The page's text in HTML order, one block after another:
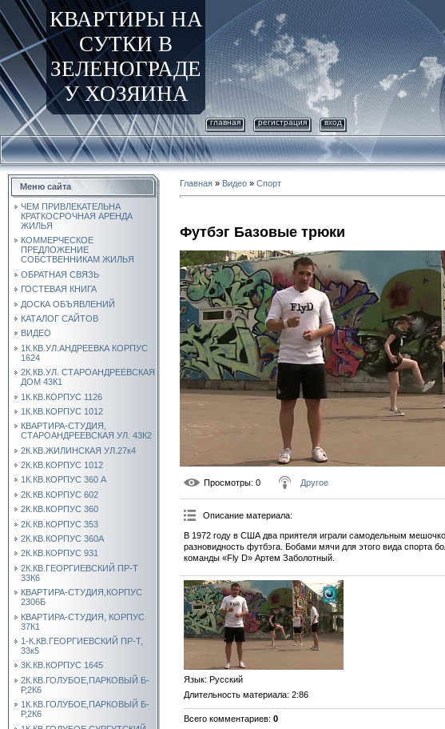
КВАРТИРЫ НА
СУТКИ В
ЗЕЛЕНОГРАДЕ
У ХОЗЯИНА
главная регистрация вход
Меню сайта
ЧЕМ ПРИВЛЕКАТЕЛЬНА
КРАТКОСРОЧНАЯ АРЕНДА
ЖИЛЬЯ
КОММЕРЧЕСКОЕ
ПРЕДЛОЖЕНИЕ
СОБСТВЕННИКАМ ЖИЛЬЯ
ОБРАТНАЯ СВЯЗЬ
ГОСТЕВАЯ КНИГА
ДОСКА ОБЪЯВЛЕНИЙ
КАТАЛОГ САЙТОВ
ВИДЕО
1К.КВ.УЛ.АНДРЕЕВКА КОРПУС
1624
2К.КВ.УЛ. СТАРОАНДРЕЕВСКАЯ
ДОМ 43К1
1К.КВ.КОРПУС 1126
1К.КВ.КОРПУС 1012
КВАРТИРА-СТУДИЯ,
СТАРОАНДРЕЕВСКАЯ УЛ. 43К2
2К.КВ.ЖИЛИНСКАЯ УЛ.27к4
2К.КВ.КОРПУС 1012
1К.КВ.КОРПУС 360 А
2К.КВ.КОРПУС 602
2К.КВ.КОРПУС 360
2К.КВ.КОРПУС 353
2К.КВ.КОРПУС 360А
2К.КВ.КОРПУС 931
2К.КВ.ГЕОРГИЕВСКИЙ ПР-Т
33К6
КВАРТИРА-СТУДИЯ,КОРПУС
2306Б
КВАРТИРА-СТУДИЯ, КОРПУС
37К1
1-К.КВ.ГЕОРГИЕВСКИЙ ПР-Т,
33к5
3К.КВ.КОРПУС 1645
2К.КВ.ГОЛУБОЕ,ПАРКОВЫЙ Б-
Р,2К6
1К.КВ.ГОЛУБОЕ,ПАРКОВЫЙ Б-
Р,2К6
Главная » Видео » Спорт
Футбэг Базовые трюки
Просмотры: 0 Другое
Описание материала:
В 1972 году в США два приятеля играли самодельным
разновидность футбэга. Бобами мячи для этого вида спорта
команды «Fly D» Артем Заболотный.
Язык: Русский
Длительность материала: 2:86
Всего комментариев: 0